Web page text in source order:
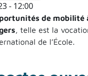
- 12:00
de mobilité
, telle est la
de l’École.
de 50 partenariats